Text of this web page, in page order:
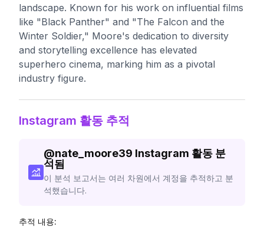
landscape. Known for his work on influential films
like "Black Panther" and "The Falcon and the
Winter Soldier," Moore's dedication to diversity
and storytelling excellence has elevated
superhero cinema, marking him as a pivotal
industry figure.
Instagram 활동 추적
@nate_moore39 Instagram 활동 분
석됨
이 분석 보고서는 여러 차원에서 계정을 추적하고 분
석했습니다.
추적 내용: